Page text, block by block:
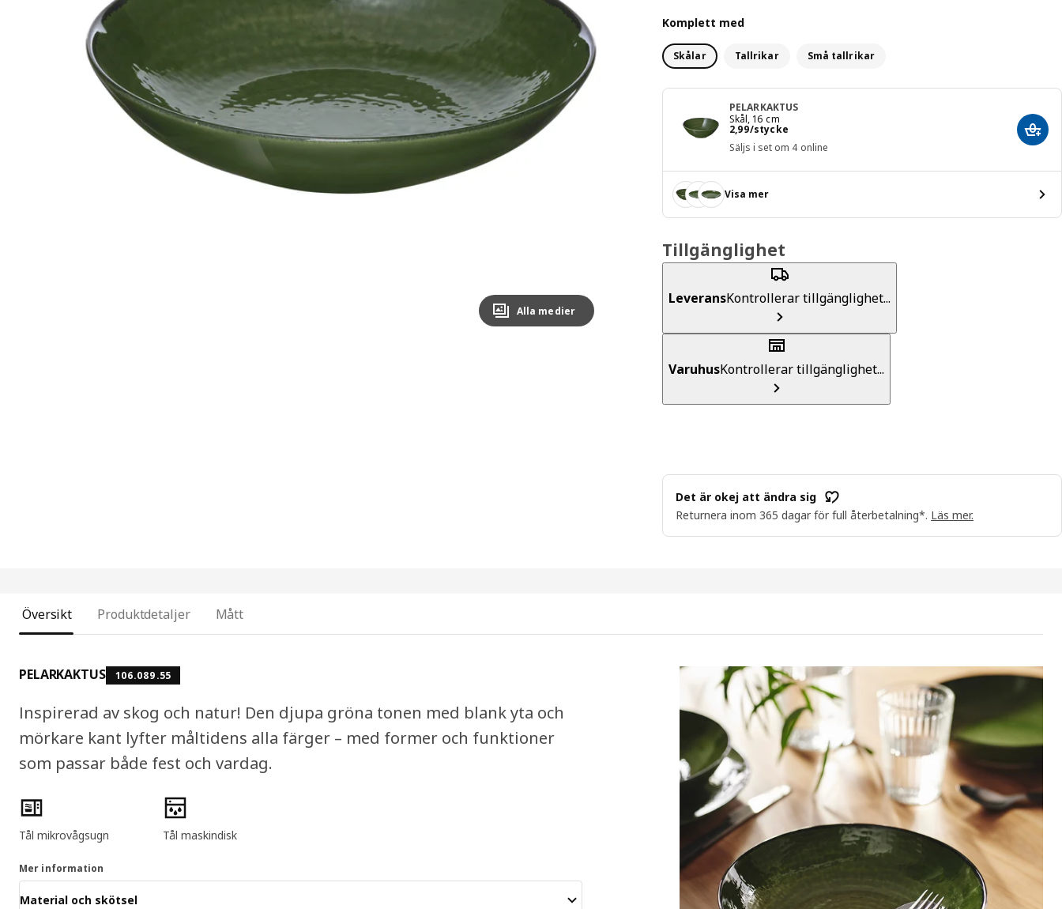
Image zoomed out, normal view
Alla medier
Komplett med
Skålar Tallrikar Små tallrikar
PELARKAKTUS
Skål, 16 cm
2,99/stycke
Pris 2,99/stycke
Säljs i set om 4 online
Lägg
Visa mer
Tillgänglighet
LeveransKontrollerar tillgänglighet...
VaruhusKontrollerar tillgänglighet...
Det är okej att ändra sig
Returnera inom 365 dagar för full återbetalning*. Läs mer.
Översikt Produktdetaljer Mått
PELARKAKTUS 106.089.55
Inspirerad av skog och natur! Den djupa gröna tonen med blank yta och
mörkare kant lyfter måltidens alla färger – med former och funktioner
som passar både fest och vardag.
Produktens egenskaper
Tål mikrovågsugn Tål maskindisk
Mer information
Material och skötsel